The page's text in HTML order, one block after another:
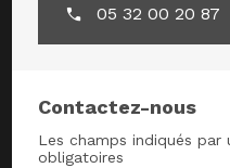
05 32 00 20 87
Contactez-nous
Les champs indiqués
obligatoires